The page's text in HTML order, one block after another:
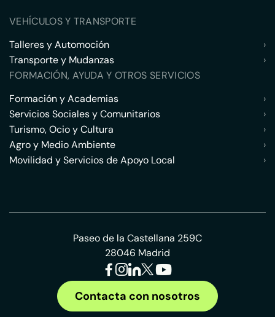
VEHÍCULOS Y TRANSPORTE
Talleres y Automoción
›
Transporte y Mudanzas
›
FORMACIÓN, AYUDA Y OTROS SERVICIOS
Formación y Academias
›
Servicios Sociales y Comunitarios
›
Turismo, Ocio y Cultura
›
Agro y Medio Ambiente
›
Movilidad y Servicios de Apoyo Local
›
Paseo de la Castellana 259C
28046 Madrid
Contacta con nosotros